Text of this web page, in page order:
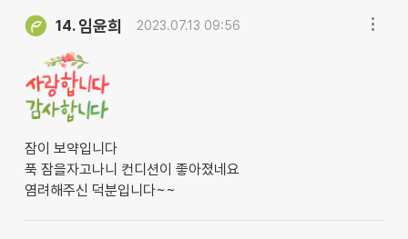
14. 임윤희 2023.07.13 09:56
잠이 보약입니다
푹 잠을자고나니 컨디션이 좋아졌네요
염려해주신 덕분입니다~~